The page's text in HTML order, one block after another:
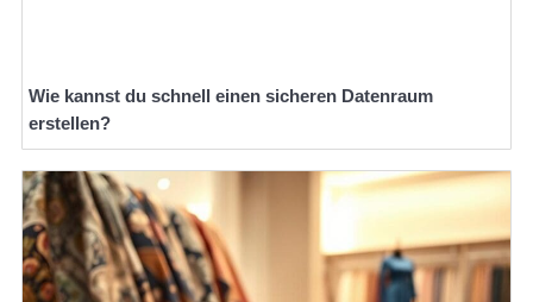
Wie kannst du schnell einen sicheren Datenraum
erstellen?